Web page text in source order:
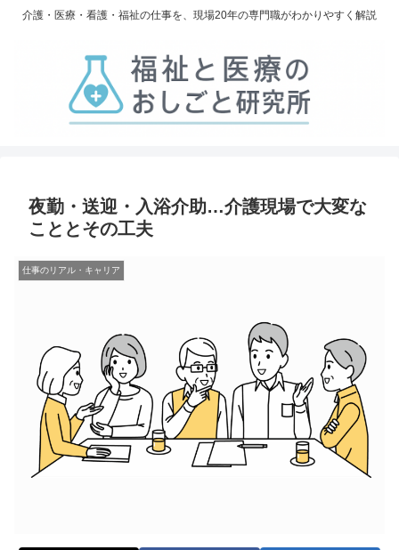
介護・医療・看護・福祉の仕事を、現場20年の専門職がわかりやすく解説
夜勤・送迎・入浴介助…介護現場で大変な
こととその工夫
仕事のリアル・キャリア